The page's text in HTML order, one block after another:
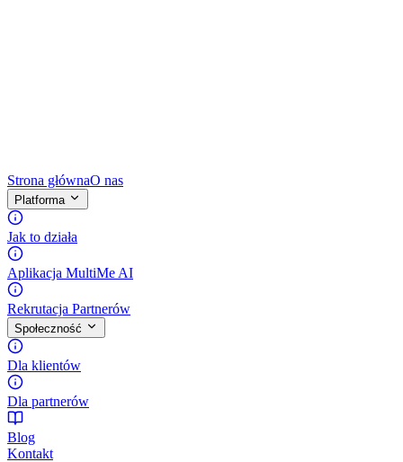
Strona głównaO nas
Platforma
Jak to działa
Aplikacja MultiMe AI
Rekrutacja Partnerów
Społeczność
Dla klientów
Dla partnerów
Blog
Kontakt